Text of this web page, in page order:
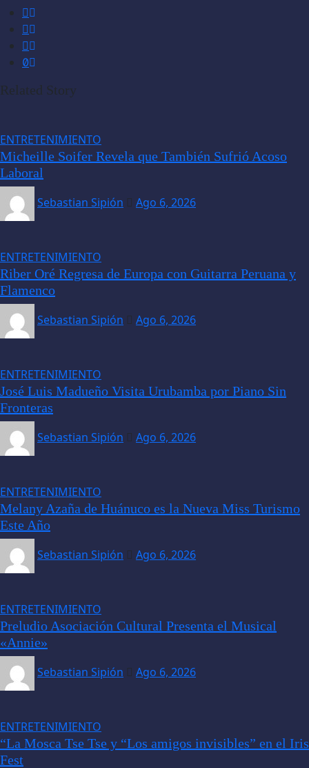
Related Story
ENTRETENIMIENTO
Micheille Soifer Revela que También Sufrió Acoso
Laboral
Sebastian Sipión
Ago 6, 2026
ENTRETENIMIENTO
Riber Oré Regresa de Europa con Guitarra Peruana y
Flamenco
Sebastian Sipión
Ago 6, 2026
ENTRETENIMIENTO
José Luis Madueño Visita Urubamba por Piano Sin
Fronteras
Sebastian Sipión
Ago 6, 2026
ENTRETENIMIENTO
Melany Azaña de Huánuco es la Nueva Miss Turismo
Este Año
Sebastian Sipión
Ago 6, 2026
ENTRETENIMIENTO
Preludio Asociación Cultural Presenta el Musical
«Annie»
Sebastian Sipión
Ago 6, 2026
ENTRETENIMIENTO
“La Mosca Tse Tse y “Los amigos invisibles” en el Iris
Fest